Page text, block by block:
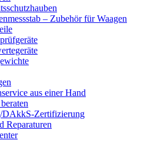
– Zubehör für Waagen
aus einer Hand
DAkkS-Zertifizierung
Reparaturen